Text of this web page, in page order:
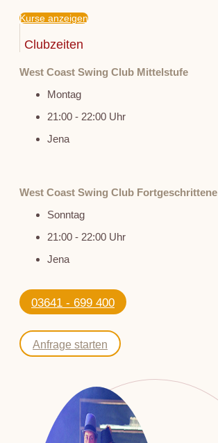
Kurse anzeigen
Clubzeiten
West Coast Swing Club Mittelstufe
Montag
21:00 - 22:00 Uhr
Jena
West Coast Swing Club Fortgeschrittene
Sonntag
21:00 - 22:00 Uhr
Jena
03641 - 699 400
Anfrage starten